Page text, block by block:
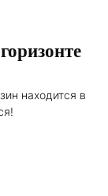
находится в